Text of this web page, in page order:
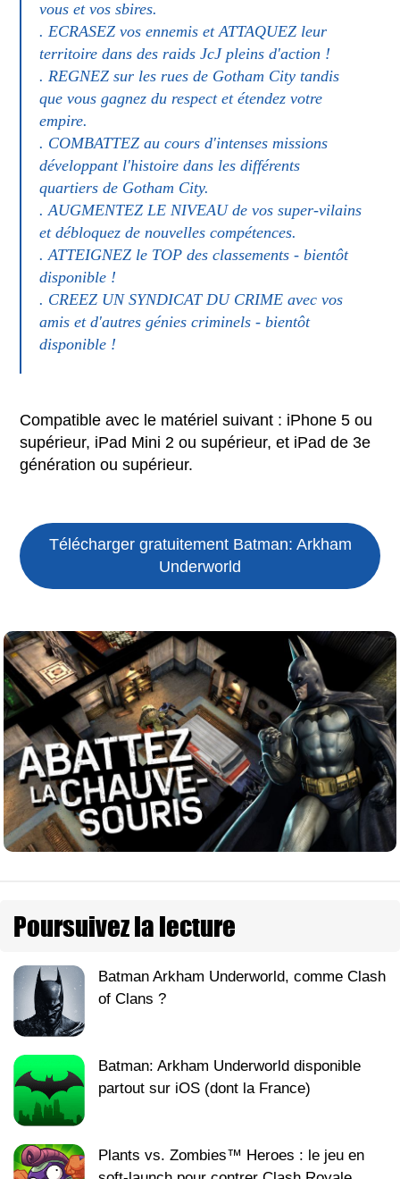
vous et vos sbires.
. ECRASEZ vos ennemis et ATTAQUEZ leur
territoire dans des raids JcJ pleins d'action !
. REGNEZ sur les rues de Gotham City tandis
que vous gagnez du respect et étendez votre
empire.
. COMBATTEZ au cours d'intenses missions
développant l'histoire dans les différents
quartiers de Gotham City.
. AUGMENTEZ LE NIVEAU de vos super-vilains
et débloquez de nouvelles compétences.
. ATTEIGNEZ le TOP des classements - bientôt
disponible !
. CREEZ UN SYNDICAT DU CRIME avec vos
amis et d'autres génies criminels - bientôt
disponible !
Compatible avec le matériel suivant : iPhone 5 ou
supérieur, iPad Mini 2 ou supérieur, et iPad de 3e
génération ou supérieur.
Télécharger gratuitement Batman: Arkham
Underworld
Poursuivez la lecture
Batman Arkham Underworld, comme Clash
of Clans ?
Batman: Arkham Underworld disponible
partout sur iOS (dont la France)
Plants vs. Zombies™ Heroes : le jeu en